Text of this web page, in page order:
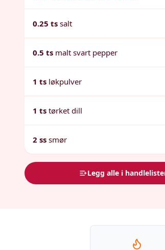
0.25 ts salt
0.5 ts malt svart pepper
1 ts løkpulver
1 ts tørket dill
2 ss smør
Legg alle i